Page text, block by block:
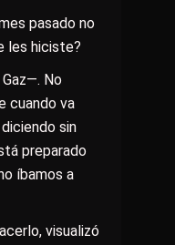
pasado no
les hiciste?
No
cuando va
sin
preparado
íbamos a
visualizó